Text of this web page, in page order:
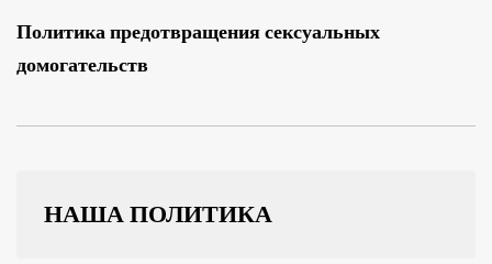
Политика предотвращения сексуальных
домогательств
НАША ПОЛИТИКА